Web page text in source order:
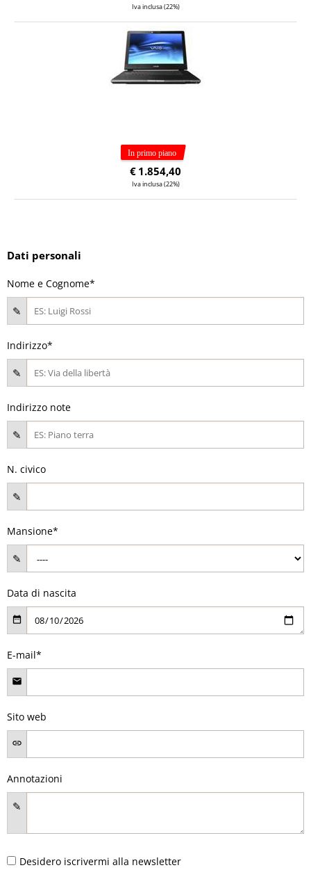
Iva inclusa (22%)
€1.854,40
Iva inclusa (22%)
Dati personali
Nome e Cognome*
Indirizzo*
Indirizzo note
N. civico
Mansione*
Data di nascita
E-mail*
Sito web
Annotazioni
Desidero iscrivermi alla newsletter